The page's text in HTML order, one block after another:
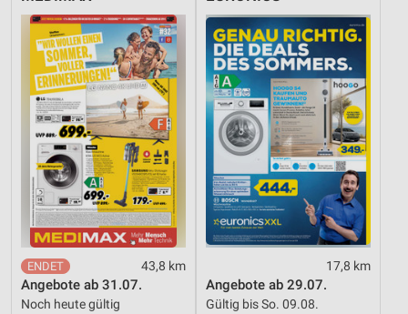
43,8 km
Angebote ab 31.07.
Noch heute gültig
17,8 km
Angebote ab 29.07.
Gültig bis So. 09.08.
Nicht-IAB-Verarbeitungszwecke:
Notwendig
Performance
Funktional
Werbung